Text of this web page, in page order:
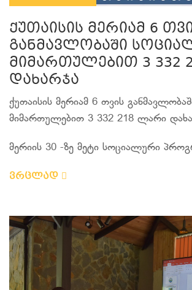
ქუთაისის მერიამ 6
განმავლობაში
მიმართულებით 3 332
დახარჯა
ქუთაისის მერიამ 6 თვის
მიმართულებით 3 332 218 ლარი
მერიის 30 -ზე მეტი სოციალური
ვრცლად